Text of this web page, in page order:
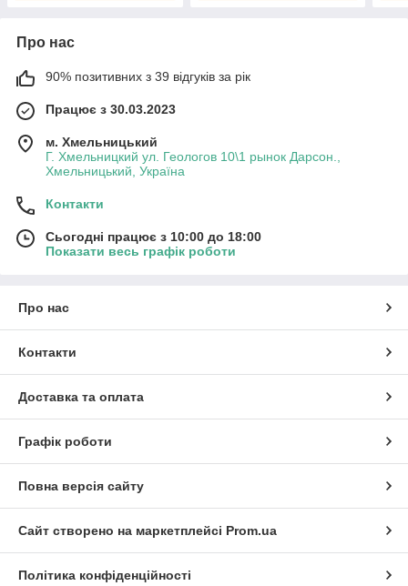
Про нас
90% позитивних з 39 відгуків за рік
Працює з 30.03.2023
м. Хмельницький
Г. Хмельницкий ул. Геологов 10\1 рынок Дарсон.,
Хмельницький, Україна
Контакти
Сьогодні працює з 10:00 до 18:00
Показати весь графік роботи
Про нас
Контакти
Доставка та оплата
Графік роботи
Повна версія сайту
Сайт створено на маркетплейсі Prom.ua
Політика конфіденційності